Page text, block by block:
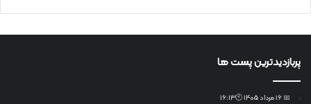
پربازدیدترین پست ها
📅 16 مرداد 1405 🕙16:13